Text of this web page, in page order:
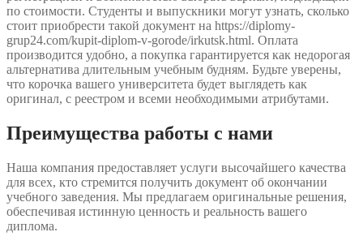
по стоимости. Студенты и выпускники могут узнать, сколько
стоит приобрести такой документ на https://diplomy-
grup24.com/kupit-diplom-v-gorode/irkutsk.html. Оплата
производится удобно, а покупка гарантируется как недорогая
альтернатива длительным учебным будням. Будьте уверены,
что корочка вашего университета будет выглядеть как
оригинал, с реестром и всеми необходимыми атрибутами.
Преимущества работы с нами
Наша компания предоставляет услуги высочайшего качества
для всех, кто стремится получить документ об окончании
учебного заведения. Мы предлагаем оригинальные решения,
обеспечивая истинную ценность и реальность вашего
диплома.